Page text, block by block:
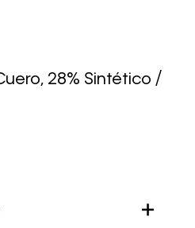
28% Sintético /